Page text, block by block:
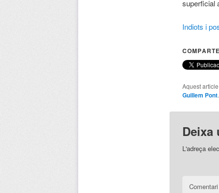
superficial
Indiots i
Aquest
Guillem Pont
Deixa
L'adreça
Comentari